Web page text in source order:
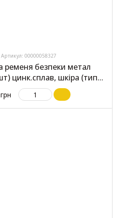
Артикул: 00000058327
ременя безпеки метал
цинк.сплав, шкіра (тип
№2)